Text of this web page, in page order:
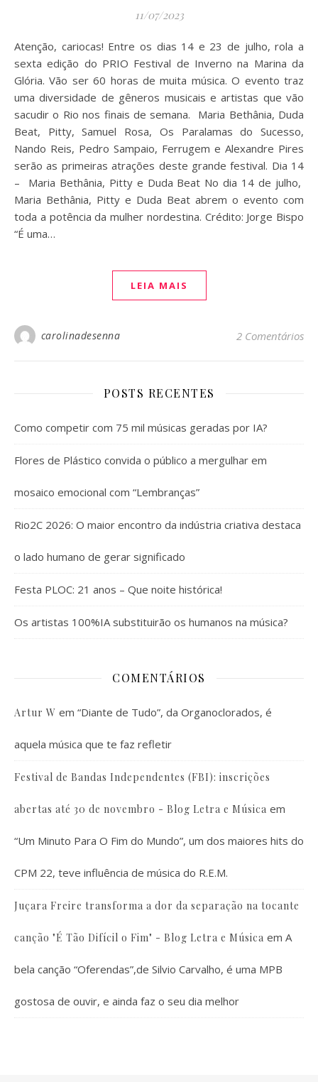
11/07/2023
Atenção, cariocas! Entre os dias 14 e 23 de julho, rola a
sexta edição do PRIO Festival de Inverno na Marina da
Glória. Vão ser 60 horas de muita música. O evento traz
uma diversidade de gêneros musicais e artistas que vão
sacudir o Rio nos finais de semana. Maria Bethânia, Duda
Beat, Pitty, Samuel Rosa, Os Paralamas do Sucesso,
Nando Reis, Pedro Sampaio, Ferrugem e Alexandre Pires
serão as primeiras atrações deste grande festival. Dia 14
– Maria Bethânia, Pitty e Duda Beat No dia 14 de julho,
Maria Bethânia, Pitty e Duda Beat abrem o evento com
toda a potência da mulher nordestina. Crédito: Jorge Bispo
“É uma…
LEIA MAIS
carolinadesenna 2 Comentários
POSTS RECENTES
Como competir com 75 mil músicas geradas por IA?
Flores de Plástico convida o público a mergulhar em
mosaico emocional com “Lembranças”
Rio2C 2026: O maior encontro da indústria criativa destaca
o lado humano de gerar significado
Festa PLOC: 21 anos – Que noite histórica!
Os artistas 100%IA substituirão os humanos na música?
COMENTÁRIOS
Artur W em “Diante de Tudo”, da Organoclorados, é
aquela música que te faz refletir
Festival de Bandas Independentes (FBI): inscrições
abertas até 30 de novembro - Blog Letra e Música em
“Um Minuto Para O Fim do Mundo”, um dos maiores hits do
CPM 22, teve influência de música do R.E.M.
Juçara Freire transforma a dor da separação na tocante
canção "É Tão Difícil o Fim" - Blog Letra e Música em A
bela canção “Oferendas”,de Silvio Carvalho, é uma MPB
gostosa de ouvir, e ainda faz o seu dia melhor